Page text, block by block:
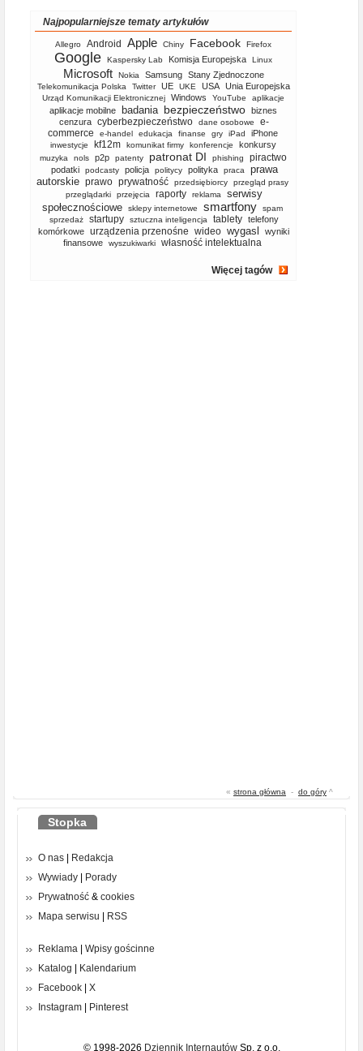
Najpopularniejsze tematy artykułów
Allegro Android Apple Chiny Facebook Firefox
Google Kaspersky Lab Komisja Europejska Linux
Microsoft Nokia Samsung Stany Zjednoczone
Telekomunikacja Polska Twitter UE UKE USA Unia Europejska
Urząd Komunikacji Elektronicznej Windows YouTube aplikacje
aplikacje mobilne badania bezpieczeństwo biznes
cenzura cyberbezpieczeństwo dane osobowe
e-
commerce
e-handel edukacja finanse gry iPad iPhone
inwestycje kf12m komunikat firmy konferencje konkursy
muzyka nols p2p patenty patronat DI phishing piractwo
podatki podcasty policja politycy polityka praca
prawa
autorskie prawo prywatność przedsiębiorcy
przegląd prasy
przeglądarki
przejęcia raporty reklama
serwisy
społecznościowe
sklepy internetowe smartfony
spam
sprzedaż
startupy sztuczna inteligencja tablety telefony
komórkowe
urządzenia przenośne wideo wygasl
wyniki
finansowe
wyszukiwarki własność intelektualna
Więcej tagów
« strona główna - do góry ^
Stopka
O nas | Redakcja
Wywiady | Porady
Prywatność & cookies
Mapa serwisu | RSS
Reklama | Wpisy gościnne
Katalog | Kalendarium
Facebook | X
Instagram | Pinterest
© 1998-2026 Dziennik InternautówSp. z o.o.